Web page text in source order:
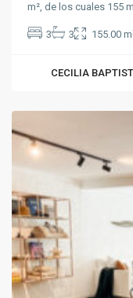
m², de los cuales 155
3 3 155.00 m
CECILIA